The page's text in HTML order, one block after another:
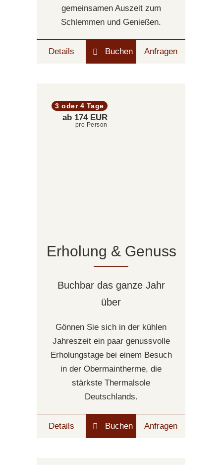
gemeinsamen Auszeit zum
Schlemmen und Genießen.
Details Buchen Anfragen
3 oder 4 Tage
ab 174 EUR
pro Person
Erholung & Genuss
Buchbar das ganze Jahr
über
Gönnen Sie sich in der kühlen
Jahreszeit ein paar genussvolle
Erholungstage bei einem Besuch
in der Obermaintherme, die
stärkste Thermalsole
Deutschlands.
Details Buchen Anfragen